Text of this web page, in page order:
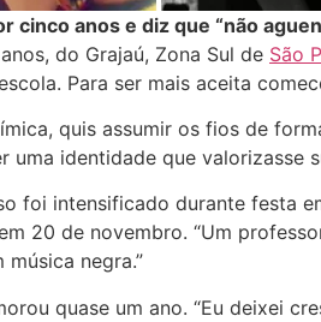
cinco anos e diz que “não
do Grajaú, Zona Sul de São
Para ser mais aceita
quis assumir os fios de
uma identidade que valorizasse
foi intensificado durante festa
20 de novembro. “Um
negra.”
quase um ano. “Eu deixei